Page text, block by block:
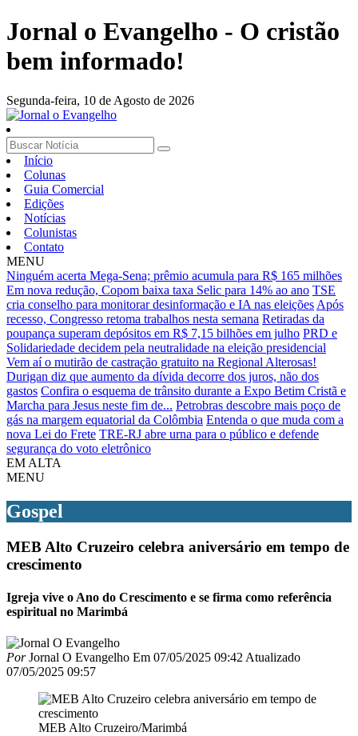
Jornal o Evangelho - O cristão
bem informado!
Segunda-feira, 10 de Agosto de 2026
Início
Colunas
Guia Comercial
Edições
Notícias
Colunistas
Contato
MENU
Ninguém acerta Mega-Sena; prêmio acumula para R$ 165 milhões
Em nova redução, Copom baixa taxa Selic para 14% ao ano TSE
cria conselho para monitorar desinformação e IA nas eleições Após
recesso, Congresso retoma trabalhos nesta semana Retiradas da
poupança superam depósitos em R$ 7,15 bilhões em julho PRD e
Solidariedade decidem pela neutralidade na eleição presidencial
Vem aí o mutirão de castração gratuito na Regional Alterosas!
Durigan diz que aumento da dívida decorre dos juros, não dos
gastos Confira o esquema de trânsito durante a Expo Betim Cristã e
Marcha para Jesus neste fim de... Petrobras descobre mais poço de
gás na margem equatorial da Colômbia Entenda o que muda com a
nova Lei do Frete TRE-RJ abre urna para o público e defende
segurança do voto eletrônico
EM ALTA
MENU
Gospel
MEB Alto Cruzeiro celebra aniversário em tempo de
crescimento
Igreja vive o Ano do Crescimento e se firma como referência
espiritual no Marimbá
PorJornal O Evangelho Em 07/05/2025 09:42 Atualizado
07/05/2025 09:57
MEB Alto Cruzeiro/Marimbá